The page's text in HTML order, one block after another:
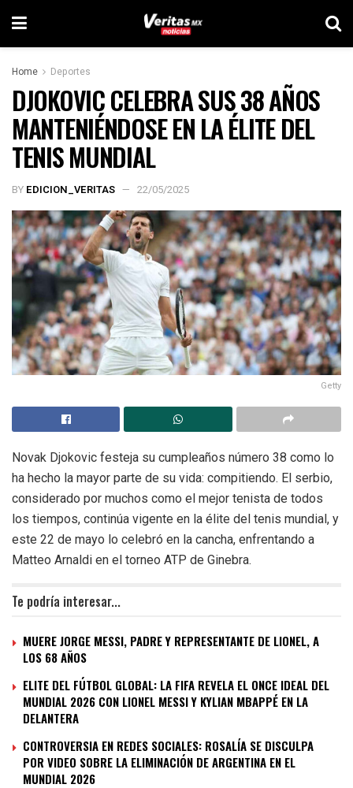
Home Deportes
DJOKOVIC CELEBRA SUS 38 AÑOS
MANTENIÉNDOSE EN LA ÉLITE DEL
TENIS MUNDIAL
BY EDICION_VERITAS 22/05/2025
Getty
Novak Djokovic festeja su cumpleaños número 38 como lo
ha hecho la mayor parte de su vida: compitiendo. El serbio,
considerado por muchos como el mejor tenista de todos
los tiempos, continúa vigente en la élite del tenis mundial, y
este 22 de mayo lo celebró en la cancha, enfrentando a
Matteo Arnaldi en el torneo ATP de Ginebra.
Te podría interesar...
MUERE JORGE MESSI, PADRE Y REPRESENTANTE DE LIONEL, A
LOS 68 AÑOS
ELITE DEL FÚTBOL GLOBAL: LA FIFA REVELA EL ONCE IDEAL DEL
MUNDIAL 2026 CON LIONEL MESSI Y KYLIAN MBAPPÉ EN LA
DELANTERA
CONTROVERSIA EN REDES SOCIALES: ROSALÍA SE DISCULPA
POR VIDEO SOBRE LA ELIMINACIÓN DE ARGENTINA EN EL
MUNDIAL 2026